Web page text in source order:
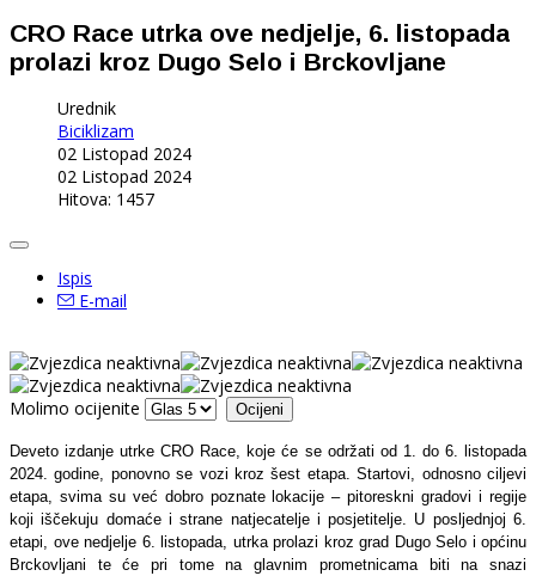
CRO Race utrka ove nedjelje, 6. listopada
prolazi kroz Dugo Selo i Brckovljane
Urednik
Biciklizam
02 Listopad 2024
02 Listopad 2024
Hitova: 1457
Ispis
E-mail
Molimo ocijenite
Deveto izdanje utrke CRO Race, koje će se održati od 1. do 6. listopada
2024. godine, ponovno se vozi kroz šest etapa. Startovi, odnosno ciljevi
etapa, svima su već dobro poznate lokacije – pitoreskni gradovi i regije
koji iščekuju domaće i strane natjecatelje i posjetitelje. U posljednjoj 6.
etapi, ove nedjelje 6. listopada, utrka prolazi kroz grad Dugo Selo i općinu
Brckovljani te će pri tome na glavnim prometnicama biti na snazi